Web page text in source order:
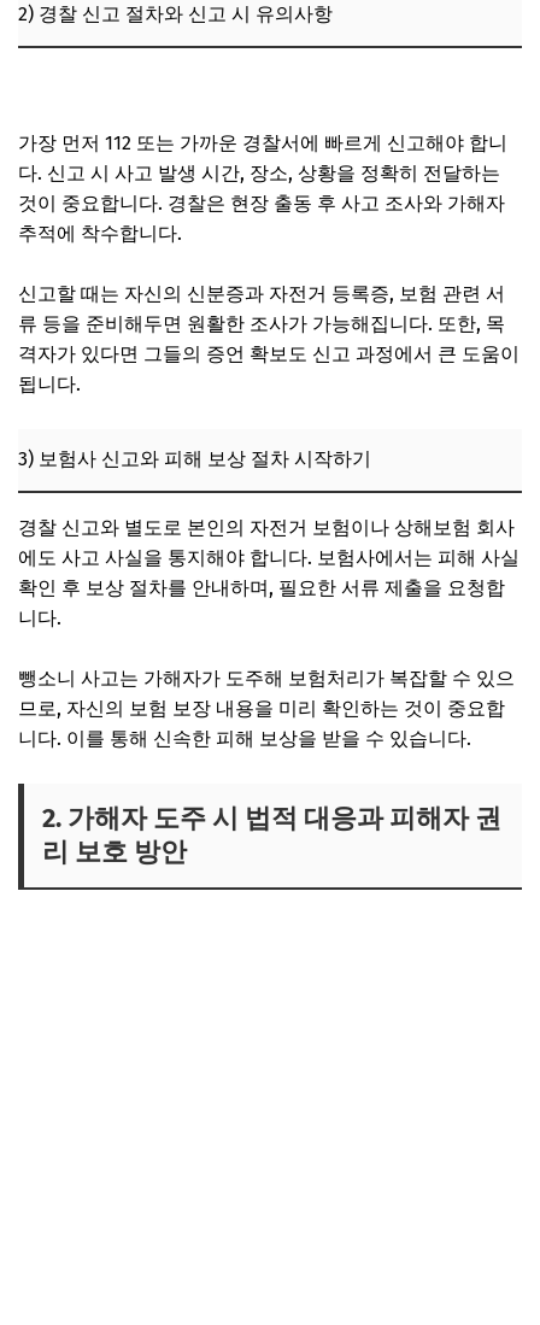
2) 경찰 신고 절차와 신고 시 유의사항
가장 먼저 112 또는 가까운 경찰서에 빠르게 신고해야 합니
다. 신고 시 사고 발생 시간, 장소, 상황을 정확히 전달하는
것이 중요합니다. 경찰은 현장 출동 후 사고 조사와 가해자
추적에 착수합니다.
신고할 때는 자신의 신분증과 자전거 등록증, 보험 관련 서
류 등을 준비해두면 원활한 조사가 가능해집니다. 또한, 목
격자가 있다면 그들의 증언 확보도 신고 과정에서 큰 도움이
됩니다.
3) 보험사 신고와 피해 보상 절차 시작하기
경찰 신고와 별도로 본인의 자전거 보험이나 상해보험 회사
에도 사고 사실을 통지해야 합니다. 보험사에서는 피해 사실
확인 후 보상 절차를 안내하며, 필요한 서류 제출을 요청합
니다.
뺑소니 사고는 가해자가 도주해 보험처리가 복잡할 수 있으
므로, 자신의 보험 보장 내용을 미리 확인하는 것이 중요합
니다. 이를 통해 신속한 피해 보상을 받을 수 있습니다.
2. 가해자 도주 시 법적 대응과 피해자 권
리 보호 방안